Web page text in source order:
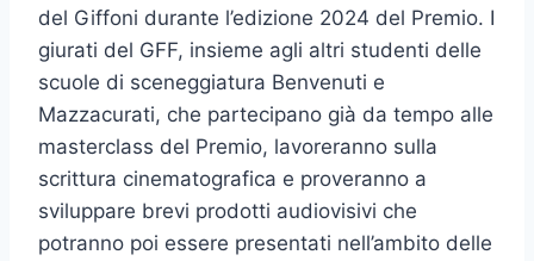
del Giffoni durante l’edizione 2024 del Premio. I
giurati del GFF, insieme agli altri studenti delle
scuole di sceneggiatura Benvenuti e
Mazzacurati, che partecipano già da tempo alle
masterclass del Premio, lavoreranno sulla
scrittura cinematografica e proveranno a
sviluppare brevi prodotti audiovisivi che
potranno poi essere presentati nell’ambito delle